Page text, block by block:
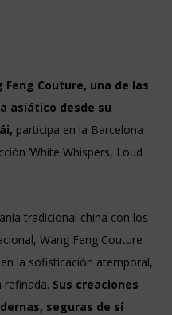
Couture, una de las
asiático desde su
participa en la Barcelona
‘White Whispers, Loud
tradicional china con los
Wang Feng Couture
la sofisticación atemporal,
refinada. Sus creaciones
seguras de sí